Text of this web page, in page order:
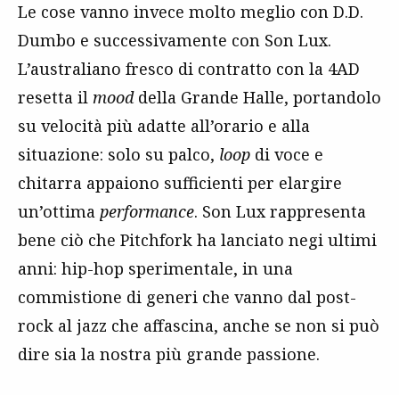
Le cose vanno invece molto meglio con D.D.
Dumbo e successivamente con Son Lux.
L’australiano fresco di contratto con la 4AD
resetta il mooddella Grande Halle, portandolo
su velocità più adatte all’orario e alla
situazione: solo su palco, loop di voce e
chitarra appaiono sufficienti per elargire
un’ottima performance. Son Lux rappresenta
bene ciò che Pitchfork ha lanciato negi ultimi
anni: hip-hop sperimentale, in una
commistione di generi che vanno dal post-
rock al jazz che affascina, anche se non si può
dire sia la nostra più grande passione.